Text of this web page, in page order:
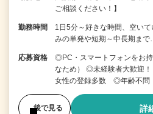
ご相談ください！】
勤務時間
1日5分～好きな時間、空い
みの単発や短期～中長期まで…
応募資格
◎PC・スマートフォンをお
なため） ◎未経験者大歓迎
女性の登録多数 ◎年齢不問
後で見る 詳